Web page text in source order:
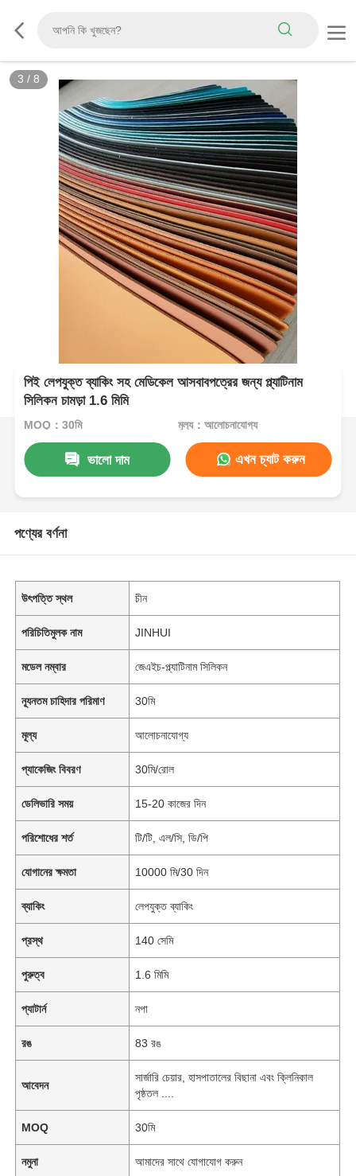
3 / 8
পিই লেপযুক্ত ব্যাকিং সহ মেডিকেল আসবাবপত্রের জন্য প্ল্যাটিনাম
সিলিকন চামড়া 1.6 মিমি
MOQ：30মি মূল্য：আলোচনাযোগ্য
ভালো দাম এখন চ্যাট করুন
পণ্যের বর্ণনা
উৎপত্তি স্থল চীন
পরিচিতিমুলক নাম JINHUI
মডেল নম্বার জেএইচ-প্ল্যাটিনাম সিলিকন
ন্যূনতম চাহিদার পরিমাণ 30মি
মূল্য আলোচনাযোগ্য
প্যাকেজিং বিবরণ 30মি/রোল
ডেলিভারি সময় 15-20 কাজের দিন
পরিশোধের শর্ত টি/টি, এল/সি, ডি/পি
যোগানের ক্ষমতা 10000 মি/30 দিন
ব্যাকিং লেপযুক্ত ব্যাকিং
প্রস্থ 140 সেমি
পুরুত্ব 1.6 মিমি
প্যাটার্ন নপা
রঙ 83 রঙ
আবেদন
সার্জারি চেয়ার, হাসপাতালের বিছানা এবং ক্লিনিকাল
পৃষ্ঠতল ....
MOQ 30মি
নমুনা আমাদের সাথে যোগাযোগ করুন